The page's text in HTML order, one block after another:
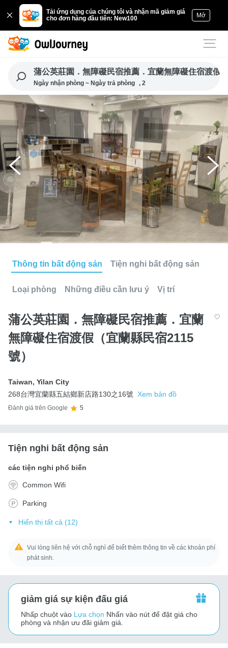
Tải ứng dụng của chúng tôi và nhận mã giảm giá
cho đơn hàng đầu tiên: New100
Mở
蒲公英莊園．無障礙民宿推薦．宜蘭無障礙住宿渡假
Ngày nhận phòng ~ Ngày trả phòng , 2
Thông tin bất động sản Tiện nghi bất động sản
Loại phòng Những điều cần lưu ý Vị trí
蒲公英莊園．無障礙民宿推薦．宜蘭
無障礙住宿渡假（宜蘭縣民宿2115
號）
Taiwan, Yilan City
268台灣宜蘭縣五結鄉新店路130之16號
Xem bản đồ
Đánh giá trên Google 5
Tiện nghi bất động sản
các tiện nghi phổ biến
Common Wifi
Parking
Hiển thị tất cả (12)
Vui lòng liên hệ với chỗ nghỉ để biết thêm thông tin về các khoản phí
phát sinh.
giảm giá sự kiện đấu giá
Nhấp chuột vào Lựa chọn Nhấn vào nút để đặt giá cho
phòng và nhận ưu đãi giảm giá.